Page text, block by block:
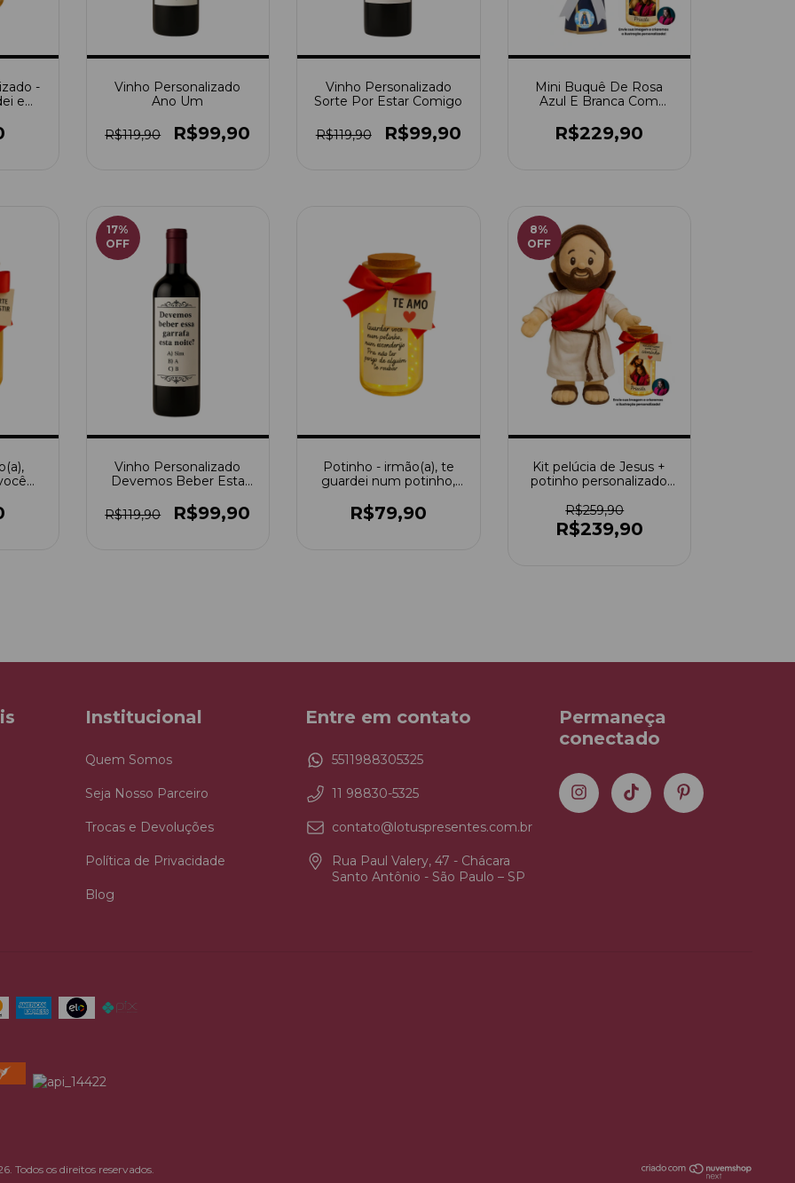
-
em
Vinho Personalizado
Ano Um
R$119,90 R$99,90
Vinho Personalizado
Sorte Por Estar Comigo
R$119,90 R$99,90
Mini Buquê De Rosa
Azul E Branca Com
Potinho Iluminado
Nossa Senhora De
R$229,90
17%
OFF
Vinho Personalizado
Devemos Beber Esta
R$119,90
R$99,90
Potinho - irmão(a), te
guardei num potinho,
R$79,90
8%
OFF
Kit pelúcia de Jesus +
potinho personalizado
R$259,90
R$239,90
Institucional
Quem Somos
Seja Nosso Parceiro
Trocas e Devoluções
Política de Privacidade
Blog
Entre em contato
5511988305325
11 98830-5325
contato@lotuspresentes.com.br
Rua Paul Valery, 47 - Chácara
Santo Antônio - São Paulo – SP
Permaneça
conectado
Todos os direitos reservados.